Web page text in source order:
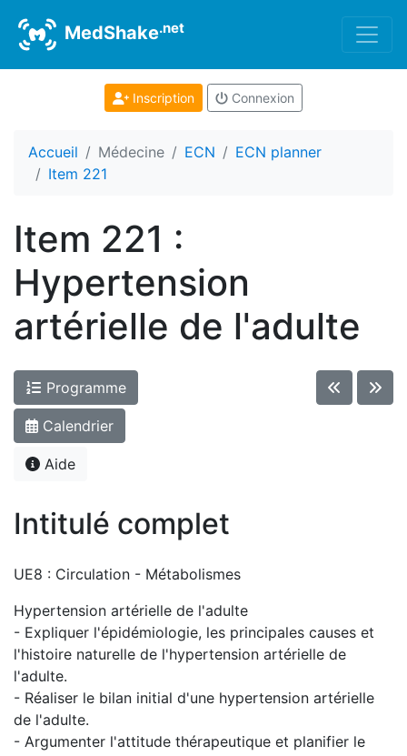
MedShake.net
Inscription Connexion
Accueil Médecine ECN
ECN planner
Item 221
Item 221 :
Hypertension
artérielle de l'adulte
Programme
Calendrier
Aide
Intitulé complet
UE8 : Circulation - Métabolismes
Hypertension artérielle de l'adulte
- Expliquer l'épidémiologie, les principales causes et
l'histoire naturelle de l'hypertension artérielle de
l'adulte.
- Réaliser le bilan initial d'une hypertension artérielle
de l'adulte.
- Argumenter l'attitude thérapeutique et planifier le